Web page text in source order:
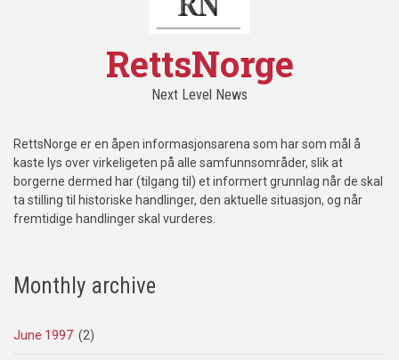
RettsNorge
Next Level News
RettsNorge er en åpen informasjonsarena som har som mål å
kaste lys over virkeligeten på alle samfunnsområder, slik at
borgerne dermed har (tilgang til) et informert grunnlag når de skal
ta stilling til historiske handlinger, den aktuelle situasjon, og når
fremtidige handlinger skal vurderes.
Monthly archive
June 1997 (2)